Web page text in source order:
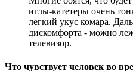
иглы-катетеры очень
легкий укус комара.
дискомфорта - можно
телевизор.
Что чувствует человек во